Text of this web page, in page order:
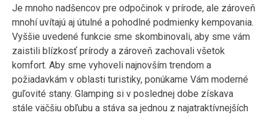
Je mnoho nadšencov pre odpočinok v prírode, ale zároveň
mnohí uvítajú aj útulné a pohodlné podmienky kempovania.
Vyššie uvedené funkcie sme skombinovali, aby sme vám
zaistili blízkosť prírody a zároveň zachovali všetok
komfort. Aby sme vyhoveli najnovším trendom a
požiadavkám v oblasti turistiky, ponúkame Vám moderné
guľovité stany. Glamping si v poslednej dobe získava
stále väčšiu obľubu a stáva sa jednou z najatraktívnejších